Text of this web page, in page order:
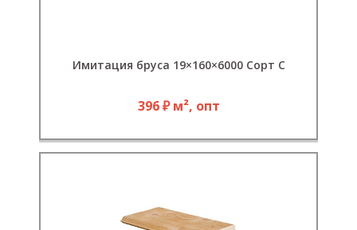
Имитация бруса 19×160×6000 Сорт С
396 ₽ м², опт